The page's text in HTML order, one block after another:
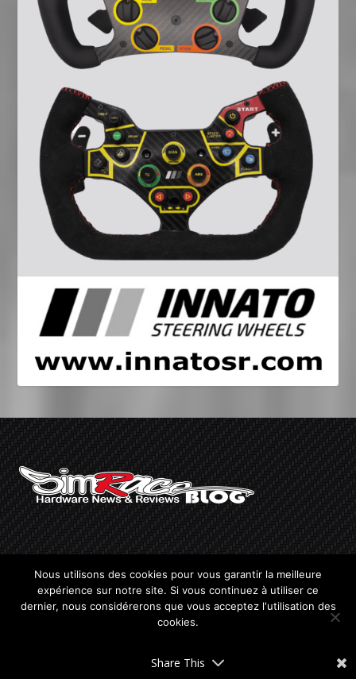
A PROPOS
dynamique SimConMotion de Frex.Share This
Nous utilisons des cookies pour vous garantir la meilleure
expérience sur notre site. Si vous continuez à utiliser ce
dernier, nous considérerons que vous acceptez l'utilisation des
cookies.